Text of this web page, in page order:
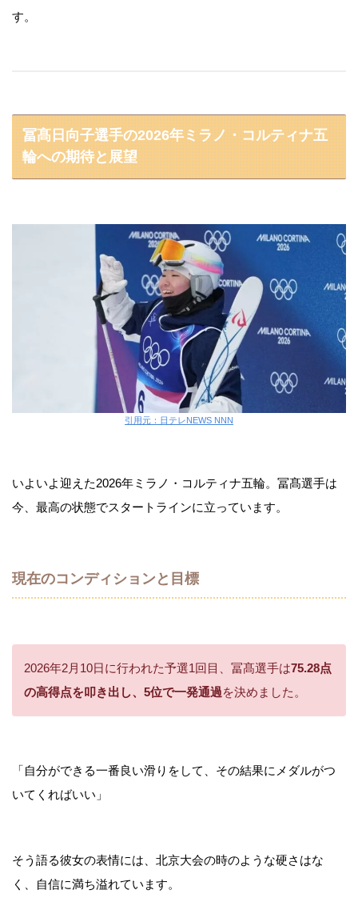
す。
冨髙日向子選手の2026年ミラノ・コルティナ五
輪への期待と展望
引用元：日テレNEWS NNN
いよいよ迎えた2026年ミラノ・コルティナ五輪。冨髙選手は
今、最高の状態でスタートラインに立っています。
現在のコンディションと目標
2026年2月10日に行われた予選1回目、冨髙選手は75.28点
の高得点を叩き出し、5位で一発通過を決めました。
「自分ができる一番良い滑りをして、その結果にメダルがつ
いてくればいい」
そう語る彼女の表情には、北京大会の時のような硬さはな
く、自信に満ち溢れています。